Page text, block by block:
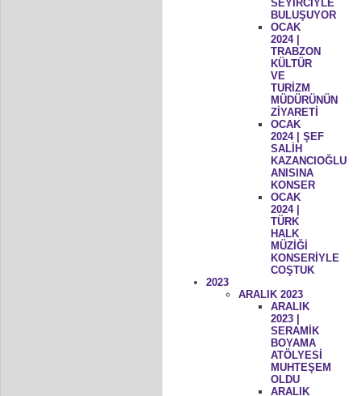
SEYİRCİYLE
BULUŞUYOR
OCAK
2024 |
TRABZON
KÜLTÜR
VE
TURİZM
MÜDÜRÜNÜN
ZİYARETİ
OCAK
2024 | ŞEF
SALİH
KAZANCIOĞLU
ANISINA
KONSER
OCAK
2024 |
TÜRK
HALK
MÜZİĞİ
KONSERİYLE
COŞTUK
2023
ARALIK 2023
ARALIK
2023 |
SERAMİK
BOYAMA
ATÖLYESİ
MUHTEŞEM
OLDU
ARALIK